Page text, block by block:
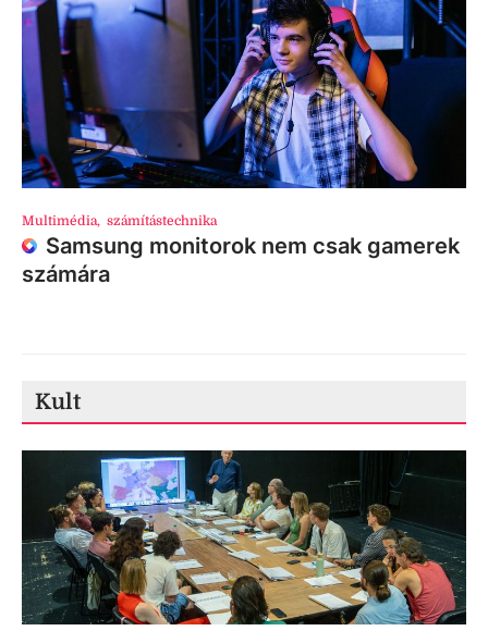
Multimédia, számítástechnika
Samsung monitorok nem csak gamerek
számára
Kult